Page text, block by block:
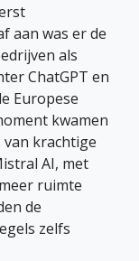
aan was er de
als
ChatGPT en
Europese
kwamen
krachtige
AI, met
ruimte
de
zelfs